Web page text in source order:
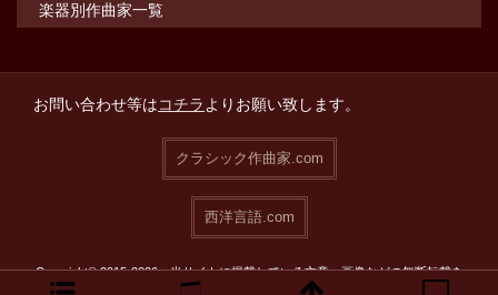
楽器別作曲家一覧
お問い合わせ等はコチラよりお願い致します。
クラシック作曲家.com
西洋言語.com
Copyright© 2015-2026 当サイトに掲載している文章・画像などの無断転載を